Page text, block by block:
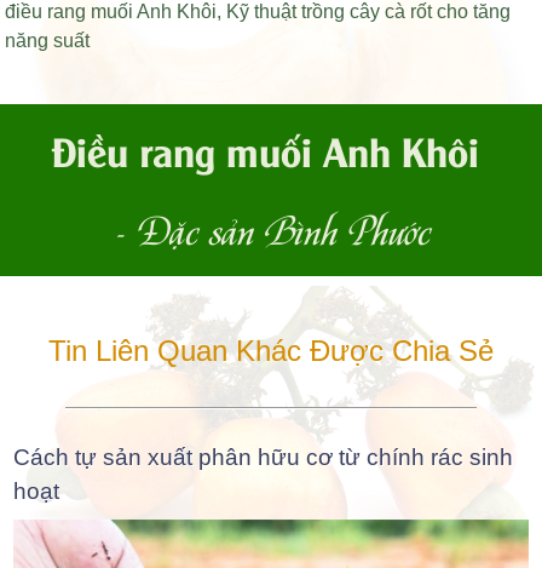
điều rang muối Anh Khôi, Kỹ thuật trồng cây cà rốt cho tăng
năng suất
Điều rang muối Anh Khôi
- Đặc sản Bình Phước
Tin Liên Quan Khác Được Chia Sẻ
Cách tự sản xuất phân hữu cơ từ chính rác sinh
hoạt